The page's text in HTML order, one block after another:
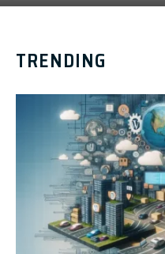
TRENDING